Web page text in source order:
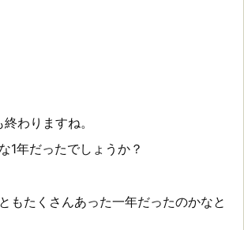
わりますね。
1年だったでしょうか？
もたくさんあった一年だったのかなと